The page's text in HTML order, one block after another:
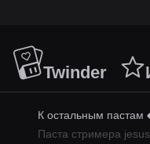
Twinder
К остальным пастам
Паста стримера